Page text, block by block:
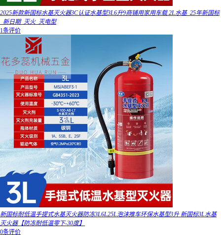
2025新款新国标水基灭火器3C认证水基型3L6升9商铺用家用车载 2L水基_25年新国标
_新日期_灭火_灭电型
1条评价
新国标耐低温手提式水基灭火器防冻3L6L25L泡沫推车环保水基型3升 新国标3L水基
灭火器【防冻耐低温零下-30度】
0条评价